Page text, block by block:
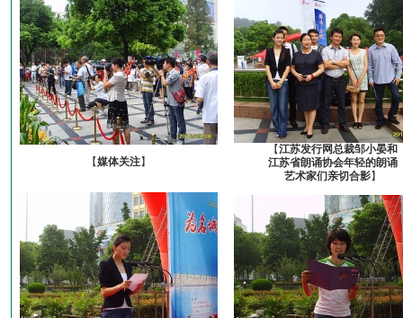
【媒体关注】
【江苏发行网总裁邹小晏和
江苏省朗诵协会年轻的朗诵
艺术家们亲切合影】